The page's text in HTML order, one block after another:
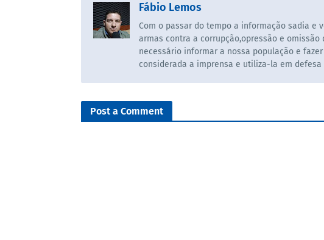
Fábio Lemos
Com o passar do tempo a informação sadia
armas contra a corrupção,opressão e
necessário informar a nossa população e
considerada a imprensa e utiliza-la em
Post a Comment